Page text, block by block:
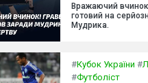
Вражаючий
готовий на
Мудрика.
#Кубок України #
#Футболіст